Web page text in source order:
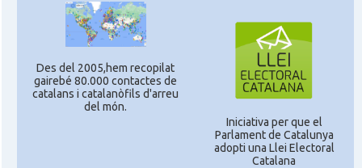
Des del 2005,hem recopilat
gairebé 80.000 contactes de
catalans i catalanòfils d'arreu
del món.
Iniciativa per que el
Parlament de Catalunya
adopti una Llei Electoral
Catalana